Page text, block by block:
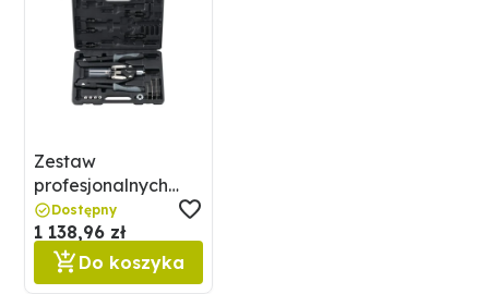
Zestaw
profesjonalnych
szczypiec do nito
GRANIT BLACK
EDITION 7301843
Dostępny
1 138,96 zł
Do koszyka